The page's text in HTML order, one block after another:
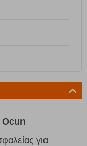
Ocun
για